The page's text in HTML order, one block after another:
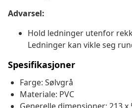
Advarsel:
Hold ledninger utenfor
Ledninger kan vikle seg
Spesifikasjoner
Farge: Sølvgrå
Materiale: PVC